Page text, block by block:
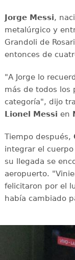
Jorge Messi,
metalúrgico y
Grandoli de
entonces de
"A Jorge lo
más de todos los
categoría", dijo
Lionel Messi en
Tiempo después,
integrar el
su llegada se
aeropuerto.
felicitaron por el
había cambiado